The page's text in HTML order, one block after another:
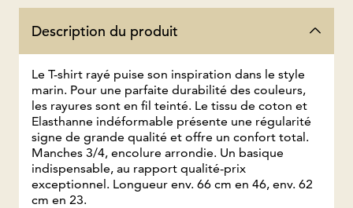
Description du produit
Le T-shirt rayé puise son inspiration dans le style
marin. Pour une parfaite durabilité des couleurs,
les rayures sont en fil teinté. Le tissu de coton et
Elasthanne indéformable présente une régularité
signe de grande qualité et offre un confort total.
Manches 3/4, encolure arrondie. Un basique
indispensable, au rapport qualité-prix
exceptionnel. Longueur env. 66 cm en 46, env. 62
cm en 23.